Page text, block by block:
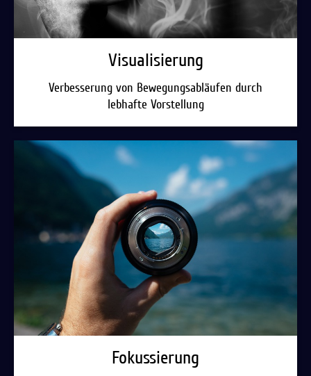
Visualisierung
Verbesserung von Bewegungsabläufen durch
lebhafte Vorstellung
Fokussierung